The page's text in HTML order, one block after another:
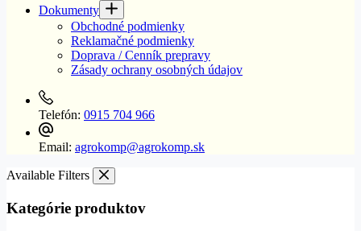
Dokumenty
Obchodné podmienky
Reklamačné podmienky
Doprava / Cenník prepravy
Zásady ochrany osobných údajov
Telefón: 0915 704 966
Email: agrokomp@agrokomp.sk
Available Filters
Kategórie produktov